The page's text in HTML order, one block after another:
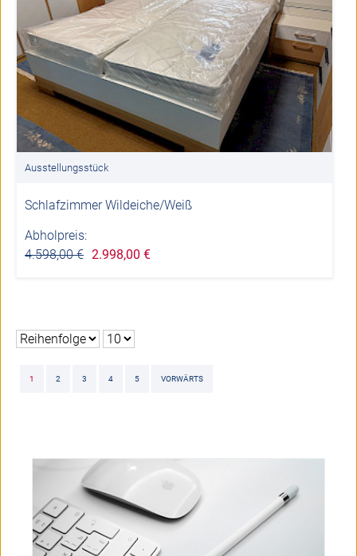
Ausstellungsstück
Schlafzimmer Wildeiche/Weiß
Abholpreis:
4.598,00 € 2.998,00 €
1 2 3 4 5 VORWÄRTS